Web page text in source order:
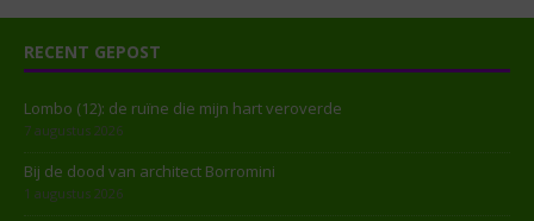
RECENT GEPOST
Lombo (12): de ruïne die mijn hart veroverde
7 augustus 2026
Bij de dood van architect Borromini
1 augustus 2026